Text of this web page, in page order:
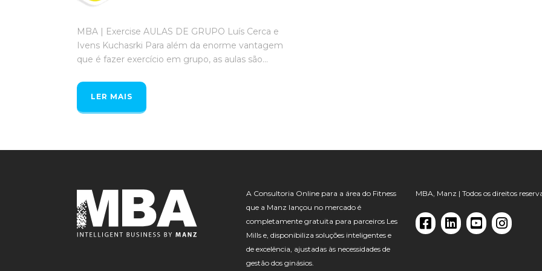
MBA | Exercise AULAS DE GRUPO Luís Cerca e
Ivens Kuchasrki Para além da enorme vantagem
que é fazer exercício em grupo, as aulas são...
LER MAIS
A Consultoria Online para a área do Fitness
que a Manz lançou no mercado é
completamente gratuita para parceiros Les
Mills e, disponibiliza soluções inteligentes e
de excelência, ajustadas às necessidades de
gestão dos ginásios.
MBA, Manz | Todos os direitos